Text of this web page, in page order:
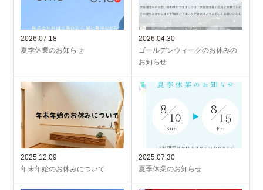
2026.07.18
夏季休業のお知らせ
2026.04.30
ゴールデンウィークのお休みの
お知らせ
2025.12.09
年末年始のお休みについて
2025.07.30
夏季休業のお知らせ